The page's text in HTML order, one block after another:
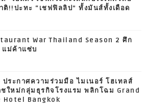
ติ!!ปะทะ “เชฟฟิลลิป” ทั้งมันส์ทั้งเดือด
War Thailand Season 2 ศึก
แม่ค้าแซ่บ
ประกาศความร่วมมือ ไมเนอร์ โฮเทลส์
ชใหม่กลุ่มธุรกิจโรงแรม พลิกโฉม Grand
Hotel Bangkok